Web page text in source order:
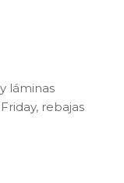
láminas
rebajas